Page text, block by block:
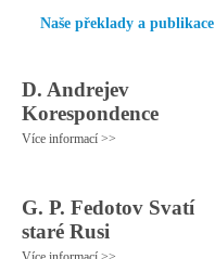
Naše překlady a publikace
D. Andrejev
Korespondence
Více informací >>
G. P. Fedotov Svatí
staré Rusi